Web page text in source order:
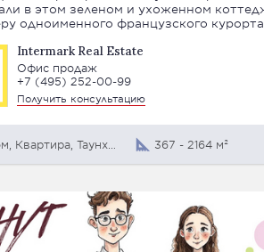
в этом зеленом и ухоженном
одноименного французского курорта.
Intermark Real Estate
Офис продаж
+7 (495) 252-00-99
Получить консультацию
Квартира, Таунхаус 367 - 2164 м²